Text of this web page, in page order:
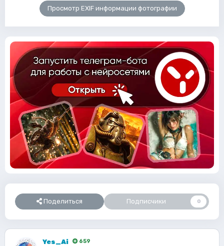
Просмотр EXIF информации фотографии
Поделиться Подписчики 0
Yes_Ai 659